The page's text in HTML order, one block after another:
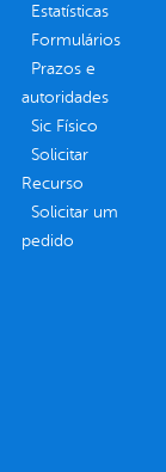
Estatísticas
Formulários
Prazos e
autoridades
Sic Físico
Solicitar
Recurso
Solicitar um
pedido